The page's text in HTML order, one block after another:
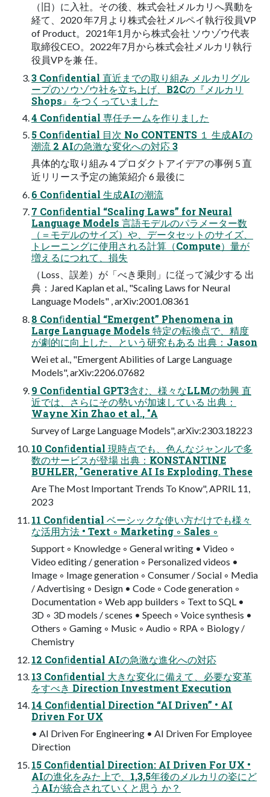
（旧）に入社。その後、株式会社メルカリへ異動を
経て、2020 年7月より株式会社メルペイ執行役員VP
of Product。2021年1月から株式会社 ソウゾウ代表
取締役CEO。2022年7月から株式会社メルカリ執行
役員VPを兼 任。
3 Conﬁdential 直近までの取り組み メルカリグル
ープのソウゾウ社を立ち上げ、B2Cの『メルカリ
Shops』をつくっていました
4 Conﬁdential 専任チームを作りました
5 Conﬁdential 目次 No CONTENTS １ 生成AIの
潮流 2 AIの急激な変化への対応 3
具体的な取り組み 4 プロダクトアイデアの事例 5 直
近リリース予定の施策紹介 6 最後に
6 Conﬁdential 生成AIの潮流
7 Conﬁdential “Scaling Laws” for Neural
Language Models 言語モデルのパラメーター数
（＝モデルのサイズ）や、データセットのサイズ、
トレーニングに使用される計算（Compute）量が
増えるにつれて、損失
（Loss、誤差）が「べき乗則」に従って減少する 出
典：Jared Kaplan et al., "Scaling Laws for Neural
Language Models" , arXiv:2001.08361
8 Conﬁdential “Emergent” Phenomena in
Large Language Models 特定の転換点で、精度
が劇的に向上した、という研究もある 出典：Jason
Wei et al., "Emergent Abilities of Large Language
Models", arXiv:2206.07682
9 Conﬁdential GPT3含む、様々なLLMの勃興 直
近では、さらにその勢いが加速している 出典：
Wayne Xin Zhao et al., "A
Survey of Large Language Models", arXiv:2303.18223
10 Conﬁdential 現時点でも、色んなジャンルで多
数のサービスが登場 出典：KONSTANTINE
BUHLER, "Generative AI Is Exploding. These
Are The Most Important Trends To Know", APRIL 11,
2023
11 Conﬁdential ベーシックな使い方だけでも様々
な活用方法 • Text ◦ Marketing ◦ Sales ◦
Support ◦ Knowledge ◦ General writing • Video ◦
Video editing / generation ◦ Personalized videos •
Image ◦ Image generation ◦ Consumer / Social ◦ Media
/ Advertising ◦ Design • Code ◦ Code generation ◦
Documentation ◦ Web app builders ◦ Text to SQL •
3D ◦ 3D models / scenes • Speech ◦ Voice synthesis •
Others ◦ Gaming ◦ Music ◦ Audio ◦ RPA ◦ Biology /
Chemistry
12 Conﬁdential AIの急激な進化への対応
13 Conﬁdential 大きな変化に備えて、必要な変革
をすべき Direction Investment Execution
14 Conﬁdential Direction “AI Driven” • AI
Driven For UX
• AI Driven For Engineering • AI Driven For Employee
Direction
15 Conﬁdential Direction: AI Driven For UX •
AIの進化をみた上で、1,3,5年後のメルカリの姿にど
うAIが統合されていくと思う か？